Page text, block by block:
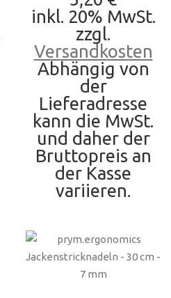
inkl. 20% MwSt.
zzgl.
Versandkosten
Abhängig von
der
Lieferadresse
kann die MwSt.
und daher der
Bruttopreis an
der Kasse
variieren.